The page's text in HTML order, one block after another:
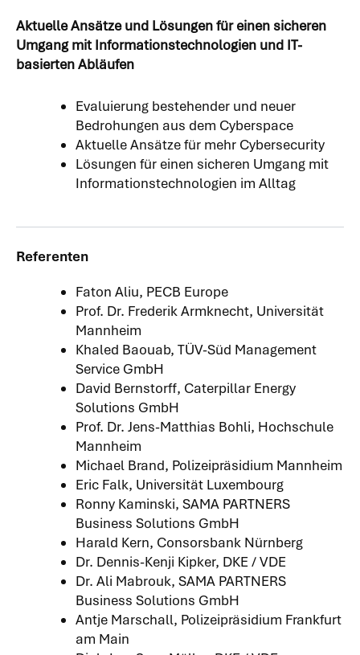
Aktuelle Ansätze und Lösungen für einen sicheren
Umgang mit Informationstechnologien und IT-
basierten Abläufen
Evaluierung bestehender und neuer
Bedrohungen aus dem Cyberspace
Aktuelle Ansätze für mehr Cybersecurity
Lösungen für einen sicheren Umgang mit
Informationstechnologien im Alltag
Referenten
Faton Aliu, PECB Europe
Prof. Dr. Frederik Armknecht, Universität
Mannheim
Khaled Baouab, TÜV-Süd Management
Service GmbH
David Bernstorff, Caterpillar Energy
Solutions GmbH
Prof. Dr. Jens-Matthias Bohli, Hochschule
Mannheim
Michael Brand, Polizeipräsidium Mannheim
Eric Falk, Universität Luxembourg
Ronny Kaminski, SAMA PARTNERS
Business Solutions GmbH
Harald Kern, Consorsbank Nürnberg
Dr. Dennis-Kenji Kipker, DKE / VDE
Dr. Ali Mabrouk, SAMA PARTNERS
Business Solutions GmbH
Antje Marschall, Polizeipräsidium Frankfurt
am Main